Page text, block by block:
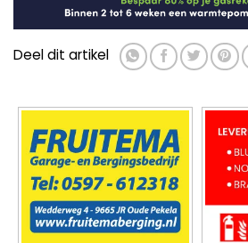
Deel dit artikel